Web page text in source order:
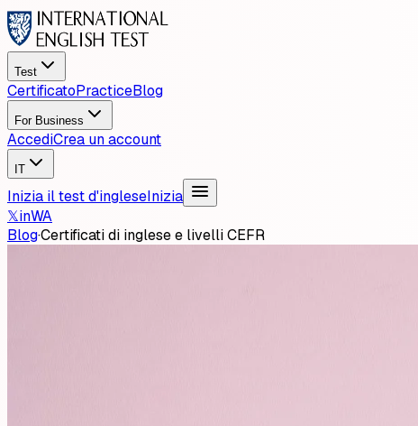
Test
CertificatoPracticeBlog
For Business
AccediCrea un account
IT
Inizia il test d'ingleseInizia
𝕏inWA
Blog·Certificati di inglese e livelli CEFR